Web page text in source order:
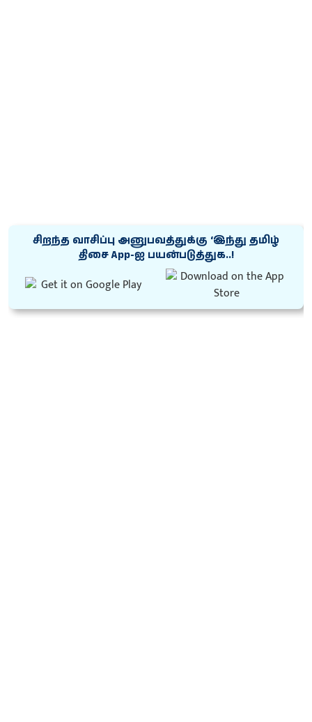
சிறந்த வாசிப்பு அனுபவத்துக்கு ‘இந்து தமிழ்
திசை App-ஐ பயன்படுத்துக..!